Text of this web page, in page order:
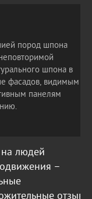
пород шпона
шпона в
фасадов, видимым
панелям
людей
–